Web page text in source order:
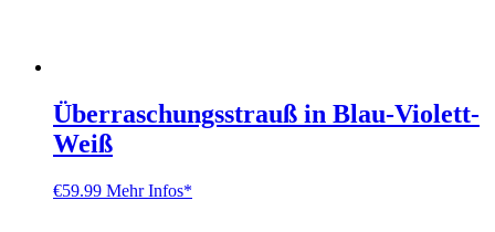
Überraschungsstrauß in Blau-Violett-
Weiß
€59.99 Mehr Infos*